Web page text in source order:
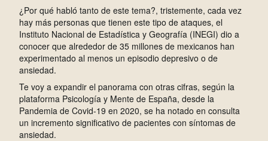
¿Por qué habló tanto de este tema?, tristemente, cada vez
hay más personas que tienen este tipo de ataques, el
Instituto Nacional de Estadística y Geografía (INEGI) dio a
conocer que alrededor de 35 millones de mexicanos han
experimentado al menos un episodio depresivo o de
ansiedad.
Te voy a expandir el panorama con otras cifras, según la
plataforma Psicología y Mente de España, desde la
Pandemia de Covid-19 en 2020, se ha notado en consulta
un incremento significativo de pacientes con síntomas de
ansiedad.